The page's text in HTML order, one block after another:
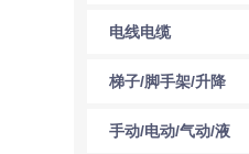
电线电缆
梯子/脚手架/升降
机
手动/电动/气动/液